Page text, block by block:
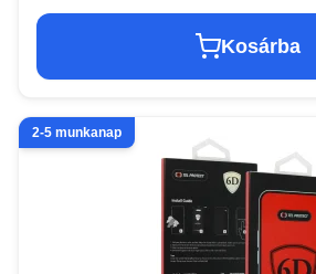
Kosárba
2-5 munkanap